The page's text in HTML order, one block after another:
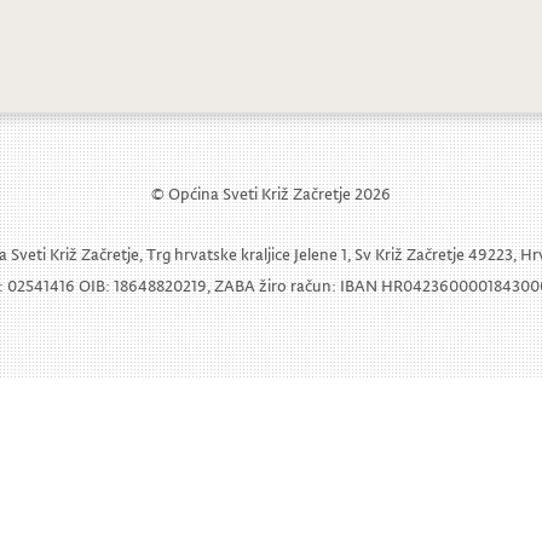
© Općina Sveti Križ Začretje 2026
Sveti Križ Začretje, Trg hrvatske kraljice Jelene 1, Sv Križ Začretje 49223,
02541416 OIB: 18648820219, ZABA žiro račun: IBAN